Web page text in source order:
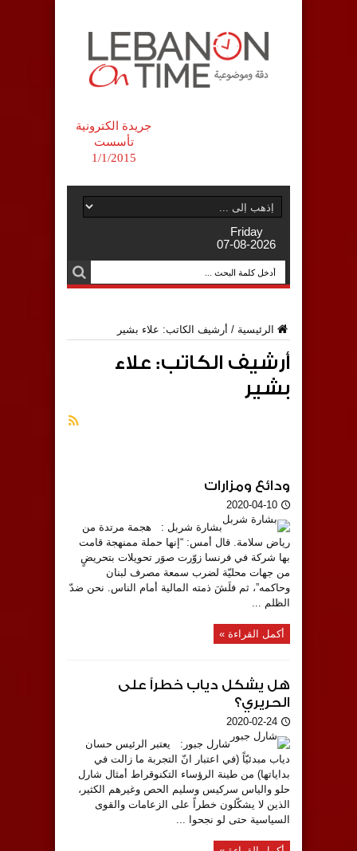
جريدة الكترونية
تأسست
1/1/2015
Friday
07-08-2026
الرئيسية / أرشيف الكاتب: علاء بشير
أرشيف الكاتب: علاء
بشير
ودائع ومزارات
2020-04-10
بشارة شربل : هجمة مرتدة من
رياض سلامة. قال أمس: “إنها حملة ممنهجة قامت
بها شركة في فرنسا زوّرت صوَر تحويلات بتحريضٍ
من جهات محليّة لضرب سمعة مصرف لبنان
وحاكمه”، ثم فلَشَ ذمته المالية أمام الناس. نحن ضدّ
الظلم ...
أكمل القراءة »
هل يشكل دياب خطراً على
الحريري؟
2020-02-24
شارل جبور: يعتبر الرئيس حسان
دياب مبدئيّاً (في اعتبار انّ التجربة ما زالت في
بداياتها) من طينة الرؤساء التكنوقراط أمثال شارل
حلو والياس سركيس وسليم الحص وغيرهم الكثير،
الذين لا يشكّلون خطراً على الزعامات والقوى
السياسية حتى لو نجحوا ...